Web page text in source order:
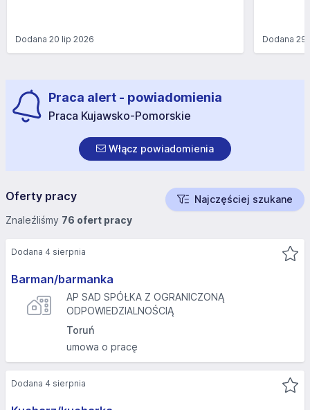
Dodana 20 lip 2026 Dodana29
Praca alert - powiadomienia
Praca Kujawsko-Pomorskie
Włącz powiadomienia
Oferty pracy
Najczęściej szukane
Znaleźliśmy 76 ofert pracy
Barman/barmanka
AP SAD SPÓŁKA Z OGRANICZONĄ
ODPOWIEDZIALNOŚCIĄ
Toruń
umowa o pracę
Dodana 4 sierpnia
Dodana 4 sierpnia